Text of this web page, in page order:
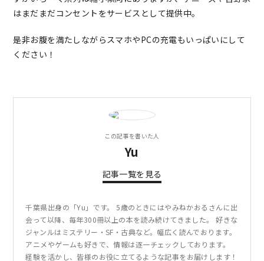
はまだまだコンセントをサービスとして提供中。
是非お腹を満たしながらスマホやPCの充電もいっぱいにして
ください！
この記事を書いた人
Yu
記事一覧を見る
千葉県出身の「Yu」です。 5歳のときにはやみねかおるさんに出
会って以降、毎年300冊以上の本を読み続けてきました。 好きな
ジャンルはミステリー・SF・古典など。幅広く読んでおります。
アニメやゲームも好きで、情報は逐一チェックしております。
経験を活かし、皆様のお役に立てるような記事をお届けします！